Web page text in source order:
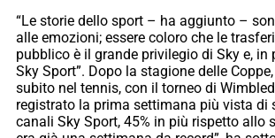
“Le storie dello sport – ha aggiunto –
alle emozioni; essere coloro che le
pubblico è il grande privilegio di Sky e, in
Sky Sport”. Dopo la stagione delle
subito nel tennis, con il torneo di
registrato la prima settimana più vista di
canali Sky Sport, 45% in più rispetto allo